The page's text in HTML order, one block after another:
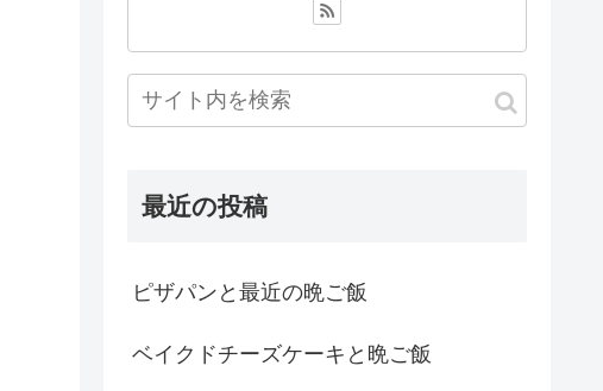
最近の投稿
ピザパンと最近の晩ご飯
ベイクドチーズケーキと晩ご飯